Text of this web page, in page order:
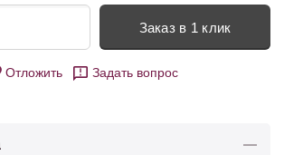
Заказ в 1 клик
Отложить Задать вопрос